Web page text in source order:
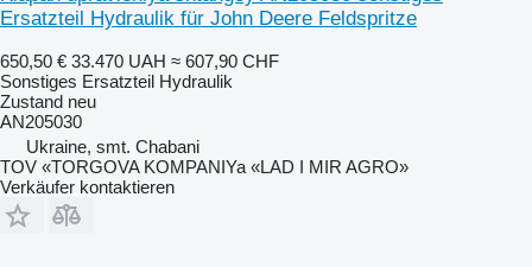
Ersatzteil Hydraulik für John Deere Feldspritze
650,50 € 33.470 UAH ≈ 607,90 CHF
Sonstiges Ersatzteil Hydraulik
Zustand neu
AN205030
Ukraine, smt. Chabani
TOV «TORGOVA KOMPANIYa «LAD I MIR AGRO»
Verkäufer kontaktieren